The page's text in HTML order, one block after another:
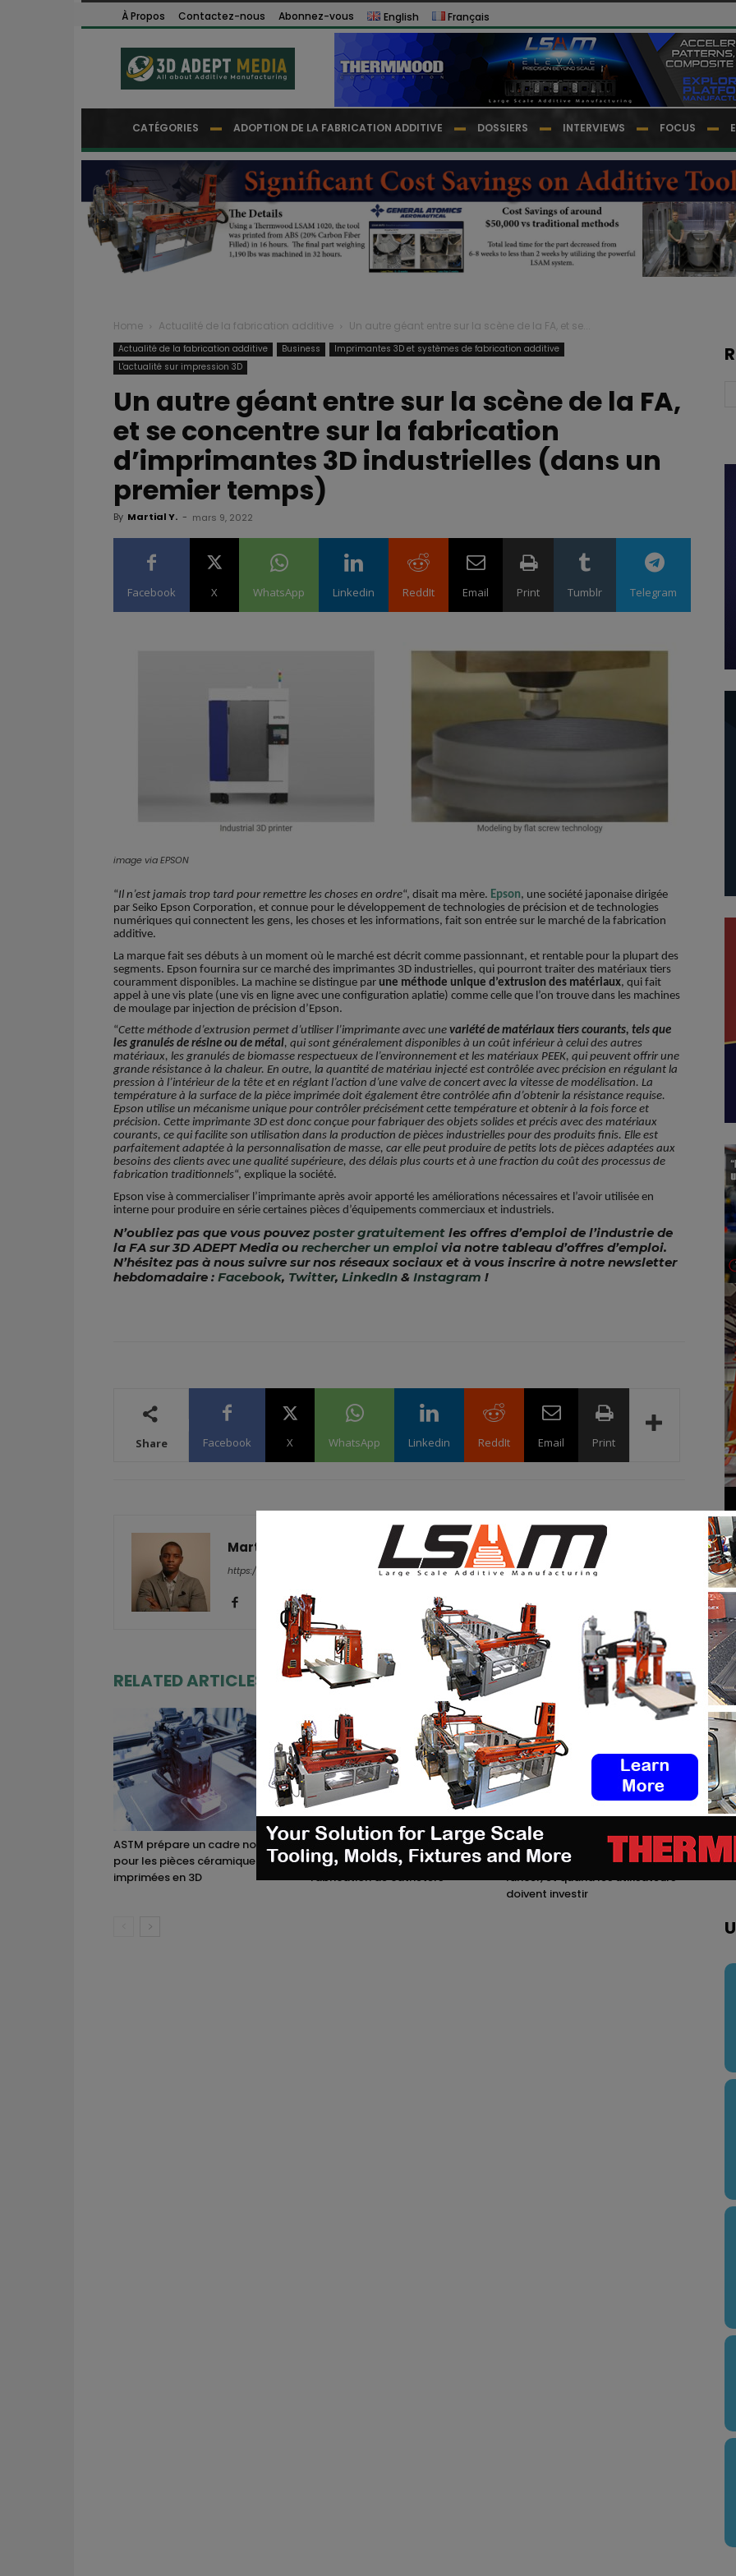
À Propos Contactez-nous Abonnez-vous English Français
CATÉGORIES ADOPTION DE LA FABRICATION ADDITIVE DOSSIERS INTERVIEWS FOCUS
Home Actualité de la fabrication additive Un autre géant entre sur la scène de la FA, et se...
Actualité de la fabrication additive Business
Imprimantes 3D et systèmes de fabrication additive
L'actualité sur impression 3D
Un autre géant entre sur la scène de la FA,
et se concentre sur la fabrication
d’imprimantes 3D industrielles (dans un
premier temps)
By Martial Y. - mars 9, 2022
Facebook X WhatsApp Linkedin ReddIt Email Print Tumblr Telegram
image via EPSON
“Il n’est jamais trop tard pour remettre les choses en ordre“, disait ma mère. Epson, une société japonaise dirigée
par Seiko Epson Corporation, et connue pour le développement de technologies de précision et de technologies
numériques qui connectent les gens, les choses et les informations, fait son entrée sur le marché de la fabrication
additive.
La marque fait ses débuts à un moment où le marché est décrit comme passionnant, et rentable pour la plupart des
segments. Epson fournira sur ce marché des imprimantes 3D industrielles, qui pourront traiter des matériaux tiers
couramment disponibles. La machine se distingue par une méthode unique d’extrusion des matériaux, qui fait
appel à une vis plate (une vis en ligne avec une configuration aplatie) comme celle que l’on trouve dans les machines
de moulage par injection de précision d’Epson.
“Cette méthode d’extrusion permet d’utiliser l’imprimante avec une variété de matériaux tiers courants, tels que
les granulés de résine ou de métal, qui sont généralement disponibles à un coût inférieur à celui des autres
matériaux, les granulés de biomasse respectueux de l’environnement et les matériaux PEEK, qui peuvent offrir une
grande résistance à la chaleur. En outre, la quantité de matériau injecté est contrôlée avec précision en régulant la
pression à l’intérieur de la tête et en réglant l’action d’une valve de concert avec la vitesse de modélisation. La
température à la surface de la pièce imprimée doit également être contrôlée afin d’obtenir la résistance requise.
Epson utilise un mécanisme unique pour contrôler précisément cette température et obtenir à la fois force et
précision. Cette imprimante 3D est donc conçue pour fabriquer des objets solides et précis avec des matériaux
courants, ce qui facilite son utilisation dans la production de pièces industrielles pour des produits finis. Elle est
parfaitement adaptée à la personnalisation de masse, car elle peut produire de petits lots de pièces adaptées aux
besoins des clients avec une qualité supérieure, des délais plus courts et à une fraction du coût des processus de
fabrication traditionnels“, explique la société.
Epson vise à commercialiser l’imprimante après avoir apporté les améliorations nécessaires et l’avoir utilisée en
interne pour produire en série certaines pièces d’équipements commerciaux et industriels.
N’oubliez pas que vous pouvezposter gratuitement les offres d’emploi de l’industrie de
la FA sur 3D ADEPT Media ou rechercher un emploi via notre tableau d’offres d’emploi.
N’hésitez pas à nous suivre sur nos réseaux sociaux et à vous inscrire à notre newsletter
hebdomadaire : Facebook, Twitter, LinkedIn & Instagram !
Share Facebook X WhatsApp Linkedin ReddIt Email Print
Martial Y.
https://additive-talks.com/
RELATED ARTICLES MORE FROM AUTHOR
ASTM prépare un cadre normatif
pour les pièces céramiques
imprimées en 3D
TE Connectivity mise sur
l’impression 3D pour la
fabrication de cathéters
Le bon moment en FA : quand les
fabricants de machines doivent
lancer, et quand les utilisateurs
doivent investir